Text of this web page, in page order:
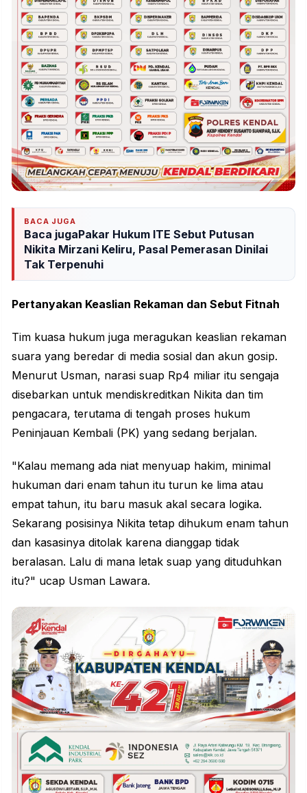
BACA JUGA
Baca jugaPakar Hukum ITE Sebut Putusan
Nikita Mirzani Keliru, Pasal Pemerasan Dinilai
Tak Terpenuhi
Pertanyakan Keaslian Rekaman dan Sebut Fitnah
Tim kuasa hukum juga meragukan keaslian rekaman
suara yang beredar di media sosial dan akun gosip.
Menurut Usman, narasi suap Rp4 miliar itu sengaja
disebarkan untuk mendiskreditkan Nikita dan tim
pengacara, terutama di tengah proses hukum
Peninjauan Kembali (PK) yang sedang berjalan.
"Kalau memang ada niat menyuap hakim, minimal
hukuman dari enam tahun itu turun ke lima atau
empat tahun, itu baru masuk akal secara logika.
Sekarang posisinya Nikita tetap dihukum enam tahun
dan kasasinya ditolak karena dianggap tidak
beralasan. Lalu di mana letak suap yang dituduhkan
itu?" ucap Usman Lawara.